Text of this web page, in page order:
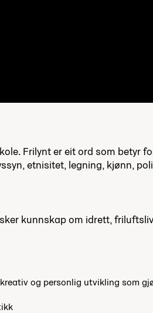
Frilynt er eit ord som betyr
etnisitet, legning, kjønn,
kunnskap om idrett,
og personlig utvikling som